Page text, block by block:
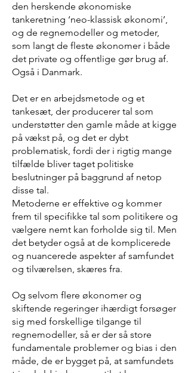
den herskende økonomiske
tankeretning ‘neo-klassisk økonomi’,
og de regnemodeller og metoder,
som langt de fleste økonomer i både
det private og offentlige gør brug af.
Også i Danmark.
Det er en arbejdsmetode og et
tankesæt, der producerer tal som
understøtter den gamle måde at kigge
på vækst på, og det er dybt
problematisk, fordi der i rigtig mange
tilfælde bliver taget politiske
beslutninger på baggrund af netop
disse tal.
Metoderne er effektive og kommer
frem til specifikke tal som politikere og
vælgere nemt kan forholde sig til. Men
det betyder også at de komplicerede
og nuancerede aspekter af samfundet
og tilværelsen, skæres fra.
Og selvom flere økonomer og
skiftende regeringer ihærdigt forsøger
sig med forskellige tilgange til
regnemodeller, så er der så store
fundamentale problemer og bias i den
måde, de er bygget på, at samfundets